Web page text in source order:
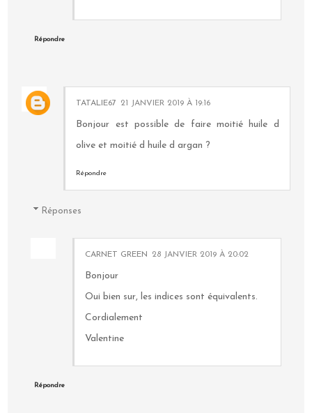
Répondre
TATALIE67 21 JANVIER 2019 À 19:16
Bonjour est possible de faire moitié huile d
olive et moitié d huile d argan ?
Répondre
Réponses
CARNET GREEN 28 JANVIER 2019 À 20:02
Bonjour
Oui bien sur, les indices sont équivalents.
Cordialement
Valentine
Répondre